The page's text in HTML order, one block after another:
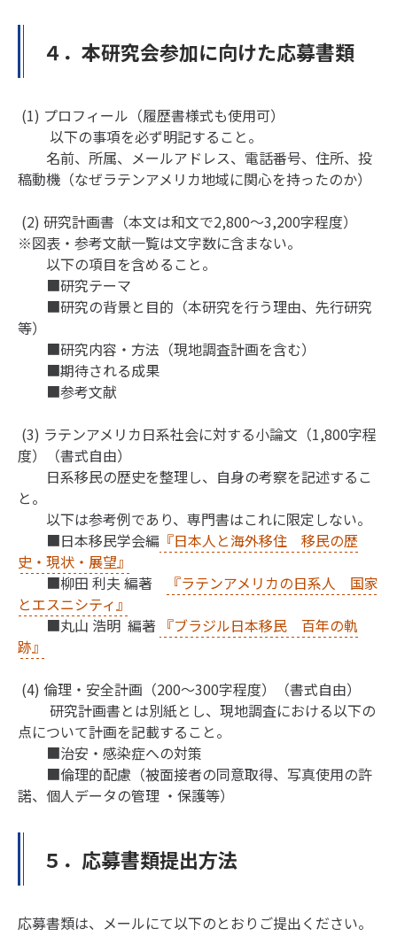
４．本研究会参加に向けた応募書類
(1) プロフィール（履歴書様式も使用可）
以下の事項を必ず明記すること。
名前、所属、メールアドレス、電話番号、住所、投
稿動機（なぜラテンアメリカ地域に関心を持ったのか）
(2) 研究計画書（本文は和文で2,800〜3,200字程度）
※図表・参考文献一覧は文字数に含まない。
以下の項目を含めること。
■研究テーマ
■研究の背景と目的（本研究を行う理由、先行研究
等）
■研究内容・方法（現地調査計画を含む）
■期待される成果
■参考文献
(3) ラテンアメリカ日系社会に対する小論文（1,800字程
度）（書式自由）
日系移民の歴史を整理し、自身の考察を記述するこ
と。
以下は参考例であり、専門書はこれに限定しない。
■日本移民学会編 『日本人と海外移住 移民の歴
史・現状・展望』
■柳田 利夫 編著
『ラテンアメリカの日系人 国家
とエスニシティ』
■丸山 浩明 編著 『ブラジル日本移民 百年の軌
跡』
(4) 倫理・安全計画（200～300字程度）（書式自由）
研究計画書とは別紙とし、現地調査における以下の
点について計画を記載すること。
■治安・感染症への対策
■倫理的配慮（被面接者の同意取得、写真使用の許
諾、個人データの管理 ・保護等）
５．応募書類提出方法
応募書類は、メールにて以下のとおりご提出ください。